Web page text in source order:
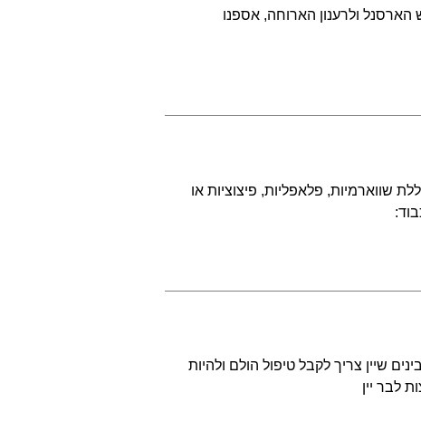
הארסנל ולרענון הארוחה, אספנו
שווארמיות, פלאפליות, פיצוציות או
שיין צריך לקבל טיפול הולם ולהיות
לבר יין